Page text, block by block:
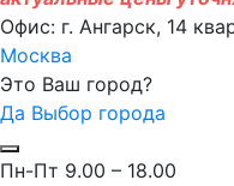
Офис: г. Ангарск, 14
Москва
Это Ваш город?
Да Выбор города
Пн-Пт 9.00 – 18.00